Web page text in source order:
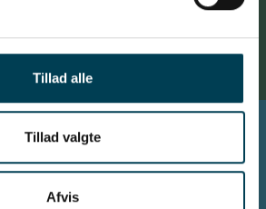
Tillad alle
Tillad valgte
Afvisnyhedsbrev